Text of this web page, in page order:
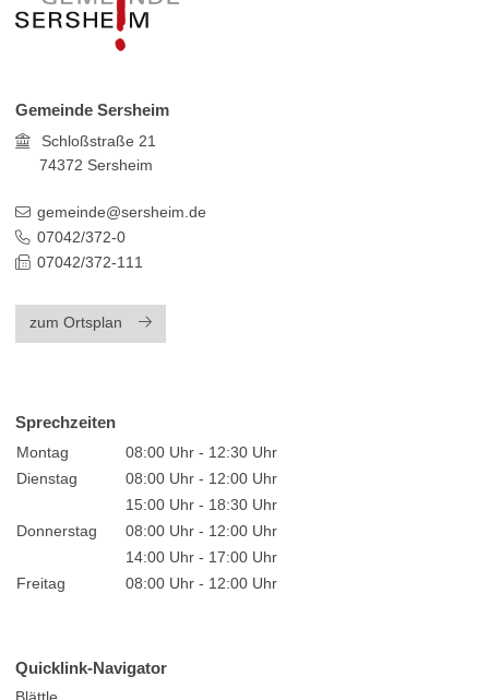
Gemeinde Sersheim
Schloßstraße 21
74372 Sersheim
gemeinde@sersheim.de
07042/372-0
07042/372-111
zum Ortsplan
Sprechzeiten
Montag
08:00 Uhr - 12:30 Uhr
Dienstag
08:00 Uhr - 12:00 Uhr
15:00 Uhr - 18:30 Uhr
Donnerstag
08:00 Uhr - 12:00 Uhr
14:00 Uhr - 17:00 Uhr
Freitag
08:00 Uhr - 12:00 Uhr
Quicklink-Navigator